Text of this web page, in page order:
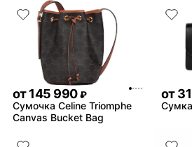
от145 990 ₽
Сумочка Celine Triomphe
Canvas Bucket Bag
от
Сумка